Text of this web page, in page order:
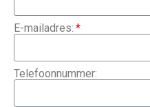
E-mailadres:
Telefoonnummer: